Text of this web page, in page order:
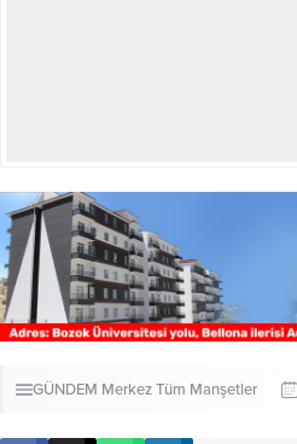
GÜNDEM MerkezTüm Manşetler